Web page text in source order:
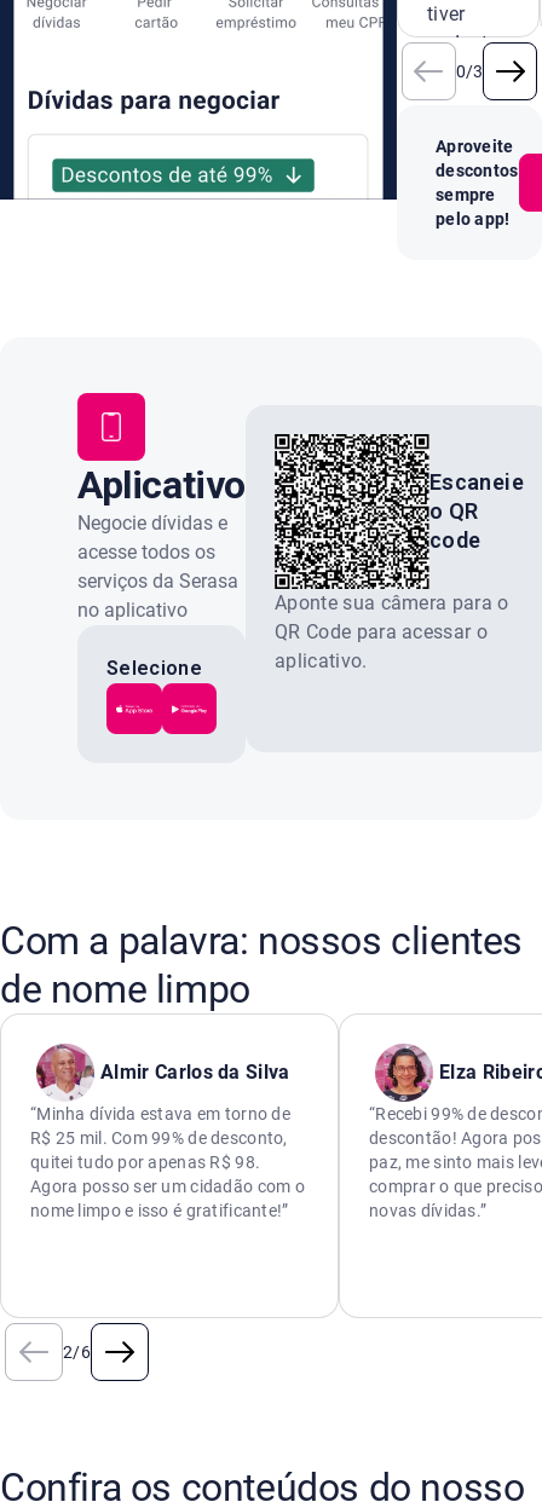
tiver
cadastro,
crie um
novo na
0/3
Aproveite
descontos
sempre
pelo app!
Aplicativo
Serasa
Negocie dívidas e
acesse todos os
serviços da Serasa
no aplicativo
100% seguro.
Selecione
a loja do
seu celular:
Escaneie
o QR
code
Aponte sua câmera para o
QR Code para acessar o
aplicativo.
Com a palavra: nossos clientes
de nome limpo
Almir Carlos da Silva
“Minha dívida estava em torno de
R$ 25 mil. Com 99% de desconto,
quitei tudo por apenas R$ 98.
Agora posso ser um cidadão com o
nome limpo e isso é gratificante!”
Elza
“Recebi 99% de
descontão! Agora
paz, me sinto mais
comprar o que
novas dívidas.”
2/6
Confira os conteúdos do nosso